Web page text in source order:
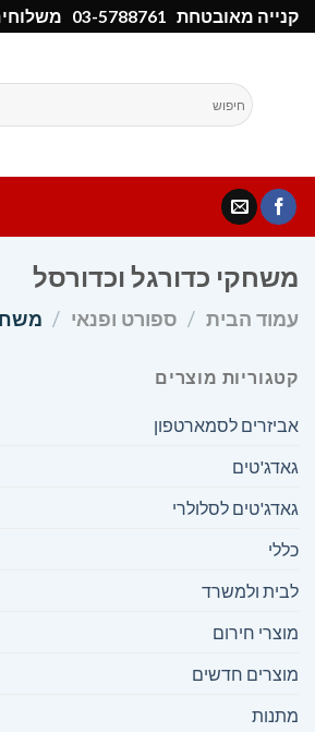
Skip
to
קנייה מאובטחת 03-5788761
משחקי כדורגל וכדורסל
עמוד הבית / ספורט ופנאי /
קטגוריות מוצרים
אביזרים לסמארטפון
גאדג'טים
גאדג'טים לסלולרי
כללי
לבית ולמשרד
מוצרי חירום
מוצרים חדשים
מתנות